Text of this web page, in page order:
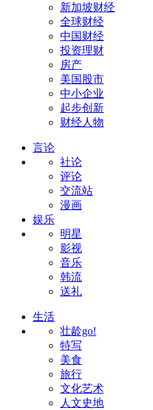
新加坡财经
全球财经
中国财经
投资理财
房产
美国股市
中小企业
起步创新
财经人物
言论
社论
评论
交流站
漫画
娱乐
明星
影视
音乐
韩流
送礼
生活
壮龄go!
特写
美食
旅行
文化艺术
人文史地